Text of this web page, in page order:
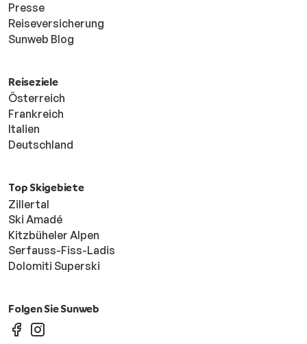
Presse
Reiseversicherung
Sunweb Blog
Reiseziele
Österreich
Frankreich
Italien
Deutschland
Top Skigebiete
Zillertal
Ski Amadé
Kitzbüheler Alpen
Serfauss-Fiss-Ladis
Dolomiti Superski
Folgen Sie Sunweb